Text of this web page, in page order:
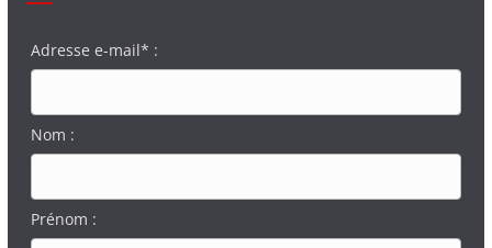
Adresse e-mail* :
Nom :
Prénom :